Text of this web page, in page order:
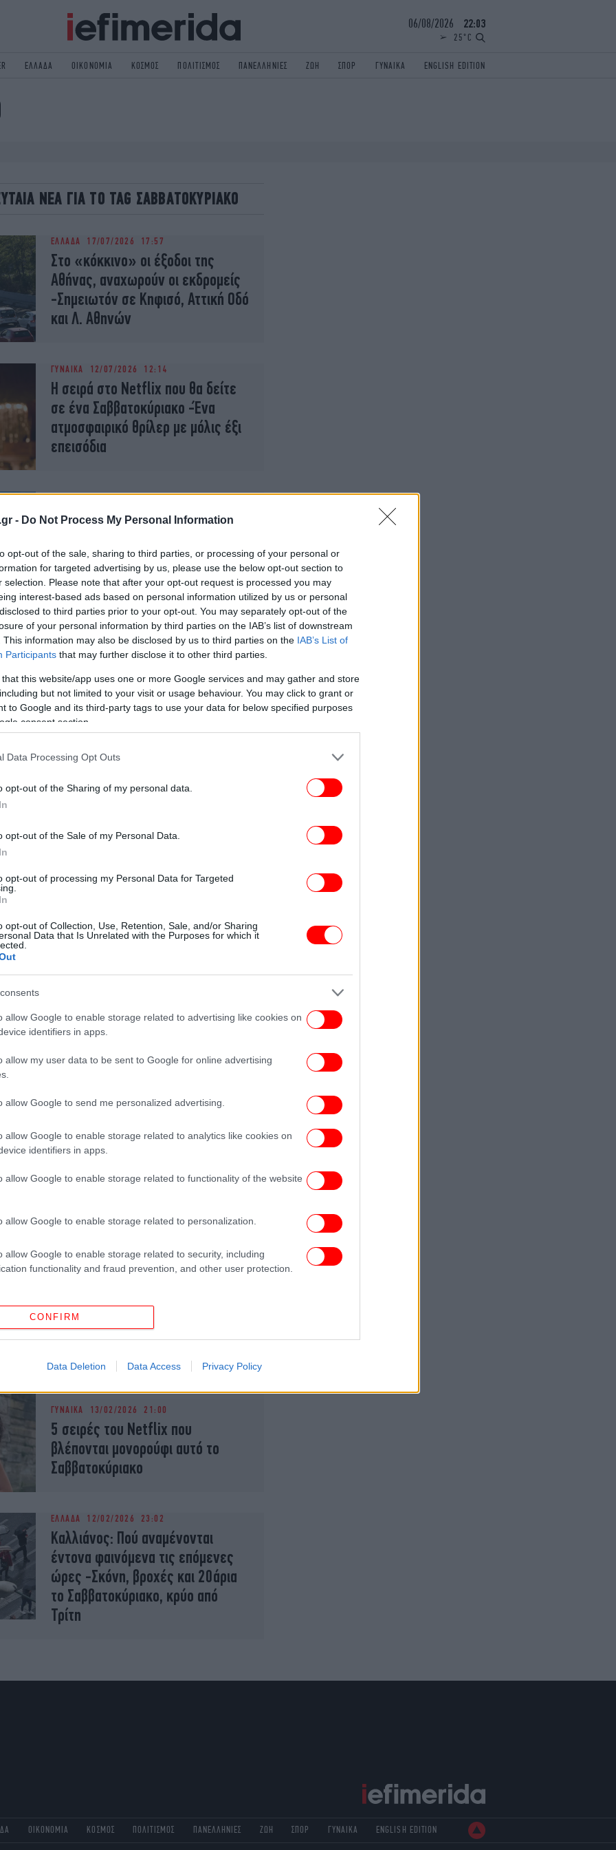
- Do Not Process My Personal Information
opt-out of the sale, sharing to third parties, or processing of your personal or
for targeted advertising by us, please use the below opt-out section to
selection. Please note that after your opt-out request is processed you may
interest-based ads based on personal information utilized by us or personal
to third parties prior to your opt-out. You may separately opt-out of the
of your personal information by third parties on the IAB’s list of downstream
This information may also be disclosed by us to third parties on the IAB’s List of
Participants that may further disclose it to other third parties.
that this website/app uses one or more Google services and may gather and store
but not limited to your visit or usage behaviour. You may click to grant or
to Google and its third-party tags to use your data for below specified purposes
consent section.
Data Processing Opt Outs
opt-out of the Sharing of my personal data.
opt-out of the Sale of my Personal Data.
opt-out of processing my Personal Data for Targeted
opt-out of Collection, Use, Retention, Sale, and/or Sharing
Data that Is Unrelated with the Purposes for which it
allow Google to enable storage related to advertising like cookies on
identifiers in apps.
allow my user data to be sent to Google for online advertising
allow Google to send me personalized advertising.
allow Google to enable storage related to analytics like cookies on
identifiers in apps.
allow Google to enable storage related to functionality of the website
allow Google to enable storage related to personalization.
allow Google to enable storage related to security, including
functionality and fraud prevention, and other user protection.
CONFIRM
Data Deletion Data Access Privacy Policy
06/08/2026 22:03
25°C
ΕΛΛΑΔΑ ΟΙΚΟΝΟΜΙΑ ΚΟΣΜΟΣ ΠΟΛΙΤΙΣΜΟΣ ΠΑΝΕΛΛΗΝΙΕΣ ΖΩΗ ΣΠΟΡ ΓΥΝΑΙΚΑ ENGLISH EDITION
PODCAST
OCEAN MEDIA
ΝΕΑ ΓΙΑ ΤΟ TAG ΣΑΒΒΑΤΟΚΥΡΙΑΚΟ
ΕΛΛΑΔΑ 17/07/2026 17:57
Στο «κόκκινο» οι έξοδοι της
Αθήνας, αναχωρούν οι εκδρομείς
-Σημειωτόν σε Κηφισό, Αττική Οδό
και Λ. Αθηνών
ΓΥΝΑΙΚΑ 12/07/2026 12:14
Η σειρά στο Netflix που θα δείτε
σε ένα Σαββατοκύριακο -Ένα
ατμοσφαιρικό θρίλερ με μόλις έξι
επεισόδια
TRAVEL 11/07/2026 07:18
3 κοντινά νησιά για mini
-Ειδυλλιακές παραλίες και καλό
φαγητό, μια ανάσα από την Αθήνα
TRAVEL 28/06/2026 18:09
Σαββατοκύριακο μια ώρα από την
Αθήνα -Ιαματικά νερά,
παραδεισένιες παραλίες και
νόστιμες διαδρομές
ΕΛΛΑΔΑ 17/04/2026 12:57
Σαββατοκύριακο, βελτιώνεται ο
πρόγνωση των μετεωρολόγων
Από τις πιο τρομακτικές σειρές
του Netflix- Μπορείτε να την
ΖΩΔΙΑ
Δύο ζώδια που ευνοούνται
ΕΛΛΑΔΑ 14/03/2026 07:37
Πώς θα είναι ο καιρός το
TRAVEL 08/03/2026 18:09
Παρνασσό, alter ego της
Αράχωβας -Παραμυθένια φύση,
ζεστή φιλοξενία, εκλεκτό φαγητό
ΓΥΝΑΙΚΑ 13/02/2026 21:00
5 σειρές του Netflix που
βλέπονται μονορούφι αυτό το
Σαββατοκύριακο
ΕΛΛΑΔΑ 12/02/2026 23:02
Καλλιάνος: Πού αναμένονται
έντονα φαινόμενα τις επόμενες
ώρες -Σκόνη, βροχές και 20άρια
το Σαββατοκύριακο, κρύο από
Τρίτη
ΟΙΚΟΝΟΜΙΑ ΚΟΣΜΟΣ ΠΟΛΙΤΙΣΜΟΣ ΠΑΝΕΛΛΗΝΙΕΣ ΖΩΗ ΣΠΟΡ ΓΥΝΑΙΚΑ ENGLISH EDITION